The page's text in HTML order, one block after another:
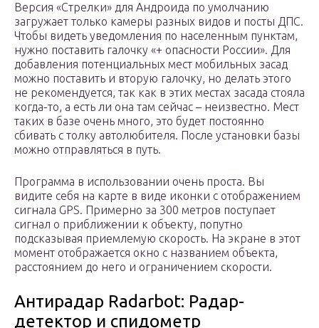
Версия «Стрелки» для Андроида по умолчанию
загружает только камеры разных видов и посты ДПС.
Чтобы видеть уведомления по населенным пунктам,
нужно поставить галочку «+ опасности России». Для
добавления потенциальных мест мобильных засад
можно поставить и вторую галочку, но делать этого
не рекомендуется, так как в этих местах засада стояла
когда-то, а есть ли она там сейчас – неизвестно. Мест
таких в базе очень много, это будет постоянно
сбивать с толку автолюбителя. После установки базы
можно отправляться в путь.
Программа в использовании очень проста. Вы
видите себя на карте в виде иконки с отображением
сигнала GPS. Примерно за 300 метров поступает
сигнал о приближении к объекту, попутно
подсказывая приемлемую скорость. На экране в этот
момент отображается окно с названием объекта,
расстоянием до него и ограничением скорости.
Антирадар Radarbot: Радар-
детектор и спидометр